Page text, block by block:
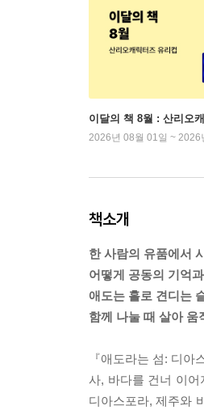
이달의 책 8월 : 산리오
2026년 08월 01일 ~ 2026
책소개
한 사람의 유품에서
어떻게 공동의 기억
애도는 홀로 견디는
함께 나눌 때 살아 움
『애도라는 섬: 디
사, 바다를 건너 이
디아스포라, 제주와